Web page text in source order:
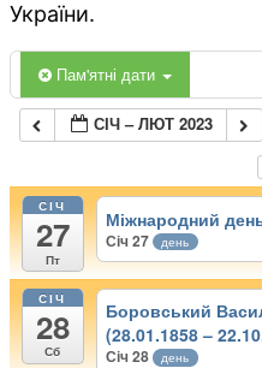
України.
Пам'ятні дати
СІЧ – ЛЮТ 2023
СІЧ
27
Пт
Міжнародний
Січ 27 день
СІЧ
28
Сб
Боровський
(28.01.1858 –
Січ 28 день